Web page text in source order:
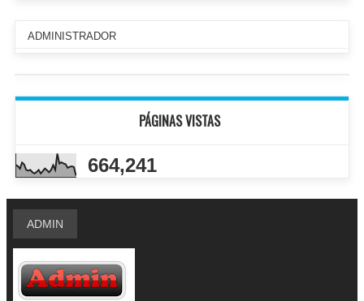
ADMINISTRADOR
PÁGINAS VISTAS
664,241
ADMIN